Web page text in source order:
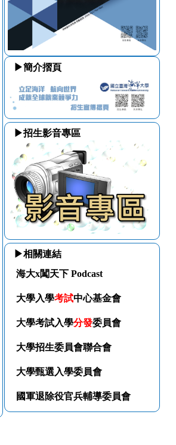
▶簡介摺頁
▶招生影音專區
▶相關連結
海大x闖天下 Podcast
大學入學考試中心基金會
大學考試入學分發委員會
大學招生委員會聯合會
大學甄選入學委員會
國軍退除役官兵輔導委員會